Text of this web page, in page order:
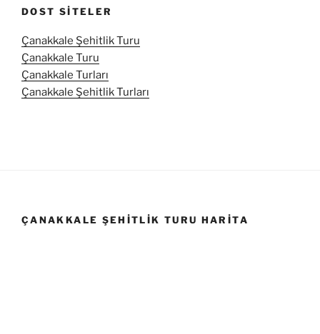
DOST SITELER
Çanakkale Şehitlik Turu
Çanakkale Turu
Çanakkale Turları
Çanakkale Şehitlik Turları
ÇANAKKALE ŞEHITLIK TURU HARITA